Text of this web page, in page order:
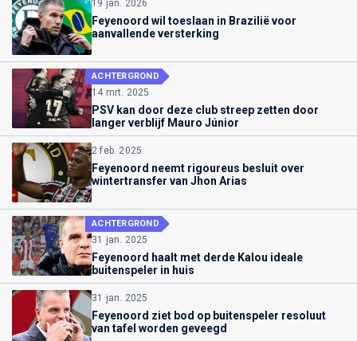
19 jan. 2026
Feyenoord wil toeslaan in Brazilië voor
aanvallende versterking
ACHTERGROND
14 mrt. 2025
PSV kan door deze club streep zetten door
langer verblijf Mauro Júnior
2 feb. 2025
Feyenoord neemt rigoureus besluit over
wintertransfer van Jhon Arias
ACHTERGROND
31 jan. 2025
Feyenoord haalt met derde Kalou ideale
buitenspeler in huis
31 jan. 2025
Feyenoord ziet bod op buitenspeler resoluut
van tafel worden geveegd